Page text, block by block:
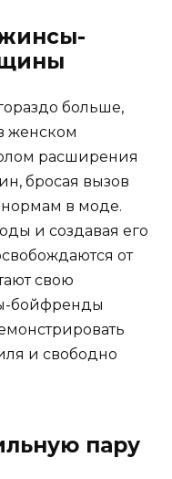
больше,
женском
расширения
бросая вызов
в моде.
и создавая его
от
свою
бойфренды
и свободно
пару